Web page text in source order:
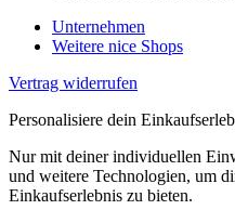
Unternehmen
Weitere nice Shops
Vertrag widerrufen
Personalisiere dein
Nur mit deiner individuellen
und weitere Technologien, um
Einkaufserlebnis zu bieten.